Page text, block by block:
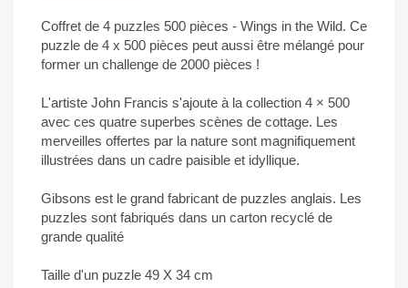
Coffret de 4 puzzles 500 pièces - Wings in the Wild. Ce
puzzle de 4 x 500 pièces peut aussi être mélangé pour
former un challenge de 2000 pièces !
L'artiste John Francis s'ajoute à la collection 4 × 500
avec ces quatre superbes scènes de cottage. Les
merveilles offertes par la nature sont magnifiquement
illustrées dans un cadre paisible et idyllique.
Gibsons est le grand fabricant de puzzles anglais. Les
puzzles sont fabriqués dans un carton recyclé de
grande qualité
Taille d'un puzzle 49 X 34 cm